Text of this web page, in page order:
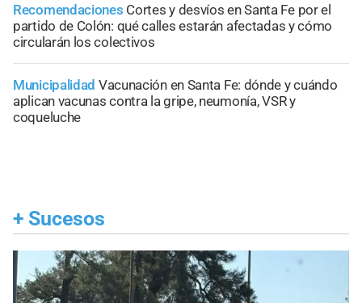
Recomendaciones Cortes y desvíos en Santa Fe por el
partido de Colón: qué calles estarán afectadas y cómo
circularán los colectivos
Municipalidad Vacunación en Santa Fe: dónde y cuándo
aplican vacunas contra la gripe, neumonía, VSR y
coqueluche
+ Sucesos